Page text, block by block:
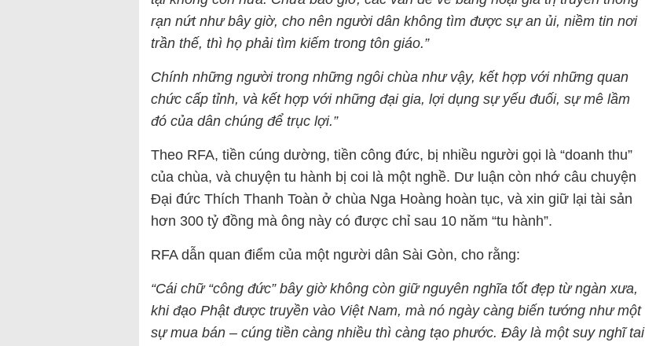
rạn nứt như bây giờ, cho nên người dân không tìm được sự an ủi, niềm tin nơi
trần thế, thì họ phải tìm kiếm trong tôn giáo.”
Chính những người trong những ngôi chùa như vậy, kết hợp với những quan
chức cấp tỉnh, và kết hợp với những đại gia, lợi dụng sự yếu đuối, sự mê lầm
đó của dân chúng để trục lợi.”
Theo RFA, tiền cúng dường, tiền công đức, bị nhiều người gọi là “doanh thu”
của chùa, và chuyện tu hành bị coi là một nghề. Dư luận còn nhớ câu chuyện
Đại đức Thích Thanh Toàn ở chùa Nga Hoàng hoàn tục, và xin giữ lại tài sản
hơn 300 tỷ đồng mà ông này có được chỉ sau 10 năm “tu hành”.
RFA dẫn quan điểm của một người dân Sài Gòn, cho rằng:
“Cái chữ “công đức” bây giờ không còn giữ nguyên nghĩa tốt đẹp từ ngàn xưa,
khi đạo Phật được truyền vào Việt Nam, mà nó ngày càng biến tướng như một
sự mua bán – cúng tiền càng nhiều thì càng tạo phước. Đây là một suy nghĩ tai